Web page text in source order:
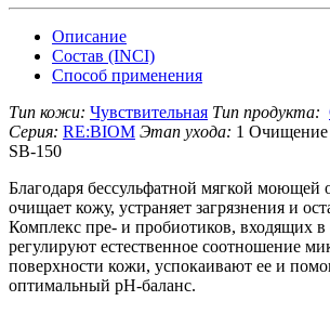
Описание
Состав (INCI)
Способ применения
Тип кожи: Чувствительная Тип продукта:
Серия: RE:BIOM Этап ухода: 1 Очищение
SB-150
Благодаря бессульфатной мягкой моющей
очищает кожу, устраняет загрязнения и
Комплекс пре- и пробиотиков, входящих в
регулируют естественное соотношение
поверхности кожи, успокаивают ее и
оптимальный рН-баланс.